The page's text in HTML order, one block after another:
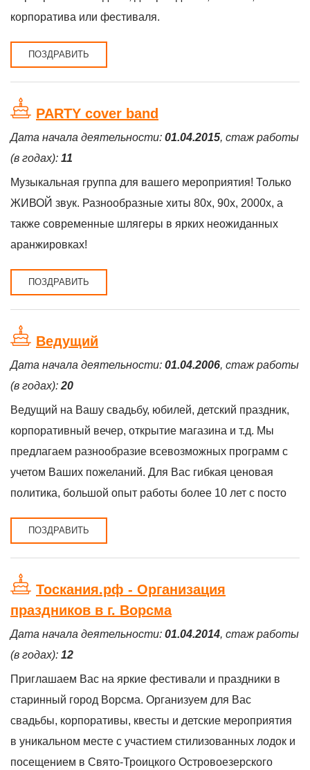
корпоратива или фестиваля.
ПОЗДРАВИТЬ
PARTY cover band
Дата начала деятельности: 01.04.2015, стаж работы
(в годах): 11
Музыкальная группа для вашего мероприятия! Только
ЖИВОЙ звук. Разнообразные хиты 80х, 90х, 2000х, а
также современные шлягеры в ярких неожиданных
аранжировках!
ПОЗДРАВИТЬ
Ведущий
Дата начала деятельности: 01.04.2006, стаж работы
(в годах): 20
Ведущий на Вашу свадьбу, юбилей, детский праздник,
корпоративный вечер, открытие магазина и т.д. Мы
предлагаем разнообразие всевозможных программ с
учетом Ваших пожеланий. Для Вас гибкая ценовая
политика, большой опыт работы более 10 лет с посто
ПОЗДРАВИТЬ
Тоскания.рф - Организация
праздников в г. Ворсма
Дата начала деятельности: 01.04.2014, стаж работы
(в годах): 12
Приглашаем Вас на яркие фестивали и праздники в
старинный город Ворсма. Организуем для Вас
свадьбы, корпоративы, квесты и детские мероприятия
в уникальном месте с участием стилизованных лодок и
посещением в Свято-Троицкого Островоезерского